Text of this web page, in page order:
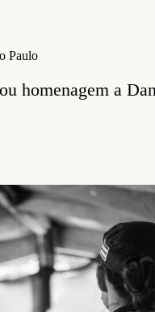
Paulo
homenagem a